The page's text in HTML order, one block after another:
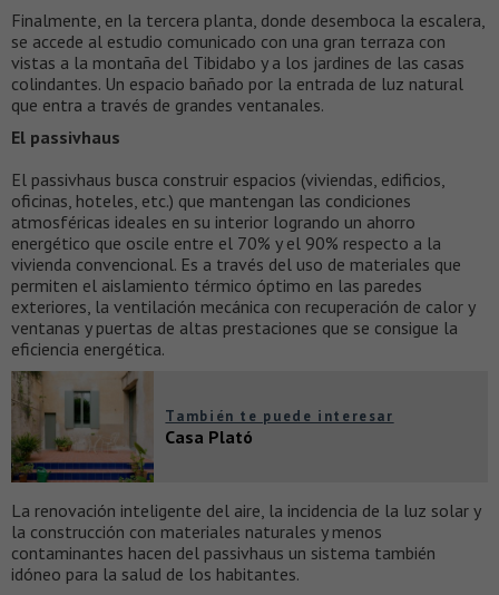
Finalmente, en la tercera planta, donde desemboca la escalera,
se accede al estudio comunicado con una gran terraza con
vistas a la montaña del Tibidabo y a los jardines de las casas
colindantes. Un espacio bañado por la entrada de luz natural
que entra a través de grandes ventanales.
El passivhaus
El passivhaus busca construir espacios (viviendas, edificios,
oficinas, hoteles, etc.) que mantengan las condiciones
atmosféricas ideales en su interior logrando un ahorro
energético que oscile entre el 70% y el 90% respecto a la
vivienda convencional. Es a través del uso de materiales que
permiten el aislamiento térmico óptimo en las paredes
exteriores, la ventilación mecánica con recuperación de calor y
ventanas y puertas de altas prestaciones que se consigue la
eficiencia energética.
También te puede interesar
Casa Plató
La renovación inteligente del aire, la incidencia de la luz solar y
la construcción con materiales naturales y menos
contaminantes hacen del passivhaus un sistema también
idóneo para la salud de los habitantes.